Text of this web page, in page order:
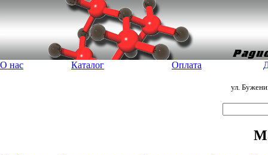
О нас Каталог Оплата
ул.